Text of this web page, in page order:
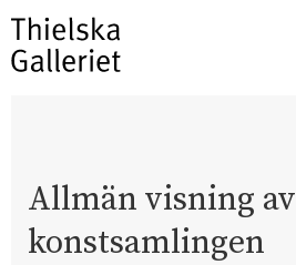
Allmän visning av
konstsamlingen